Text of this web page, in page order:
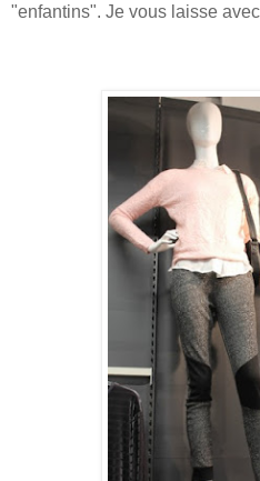
"enfantins". Je vous laisse